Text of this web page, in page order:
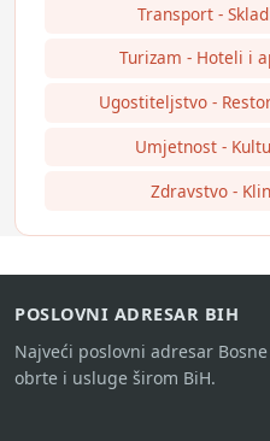
Transport -
Turizam - Hoteli i
Ugostiteljstvo -
Umjetnost -
Zdravstvo -
POSLOVNI ADRESAR BIH
Najveći poslovni adresar
obrte i usluge širom BiH.